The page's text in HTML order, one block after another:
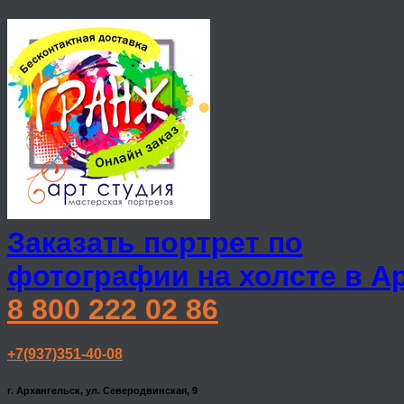
Заказать портрет по
фотографии на холсте в
8 800 222 02 86
+7(937)351-40-08
г. Архангельск, ул. Северодвинская, 9